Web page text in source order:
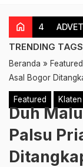
home 4
TRENDING TAGS
Beranda » Featured
Asal Bogor
Featured
Duh
Palsu